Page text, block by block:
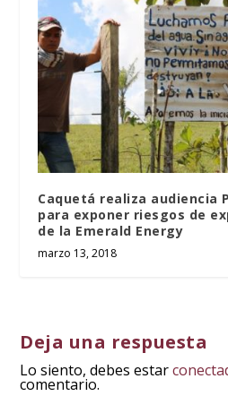
Caquetá realiza audiencia
para exponer riesgos de
de la Emerald Energy
marzo 13, 2018
Deja una respuesta
Lo siento, debes estar
comentario.